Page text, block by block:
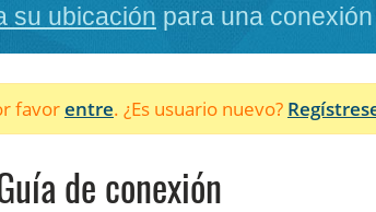
su ubicación para una
favorentre. ¿Es usuario nuevo?
de conexión